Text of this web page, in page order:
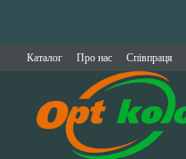
Каталог Про нас Співпраця